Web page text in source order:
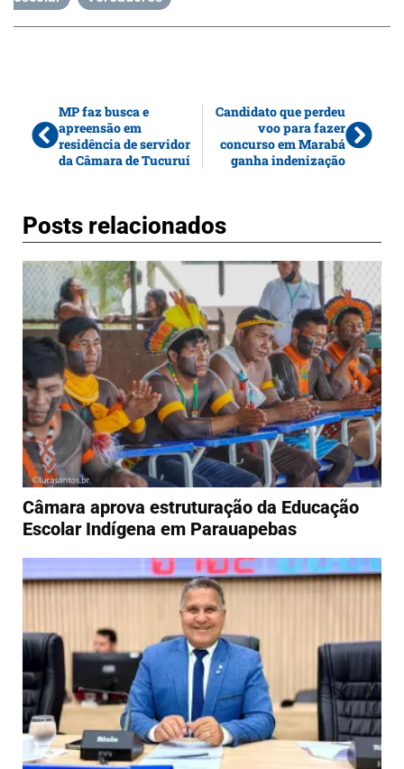
MP faz busca e
apreensão em
residência de servidor
da Câmara de Tucuruí
Candidato que perdeu
voo para fazer
concurso em Marabá
ganha indenização
Posts relacionados
Câmara aprova estruturação da Educação
Escolar Indígena em Parauapebas